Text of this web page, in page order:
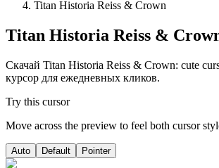
Titan Historia Reiss & Crown
Titan Historia Reiss &
Скачай Titan Historia Reiss & Crown: cute
курсор для ежедневных кликов.
Try this cursor
Move across the preview to feel both cursor
Auto Default Pointer